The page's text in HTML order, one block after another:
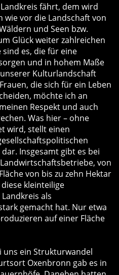
fährt, dem wird
wie vor die Landschaft von
und Seen bzw.
Glück weiter zahlreichen
es, die für eine
und in hohem Maße
Kulturlandschaft
die sich für ein Leben
möchte ich an
Respekt und auch
Was hier – ohne
wird, stellt einen
Insgesamt gibt es bei
von
von bis zu zehn Hektar
kleinteilige
als
gemacht hat. Nur etwa
auf einer Fläche
uns ein Strukturwandel
Oxenbronn gab es in